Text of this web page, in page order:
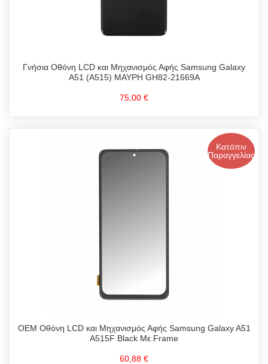
Γνήσια Οθόνη LCD και Μηχανισμός Αφής Samsung Galaxy
A51 (A515) ΜΑΥΡΗ GH82-21669A
75,00 €
Κατόπιν
Παραγγελίας
OEM Οθόνη LCD και Μηχανισμός Αφής Samsung Galaxy A51
A515F Black Με Frame
60,88 €